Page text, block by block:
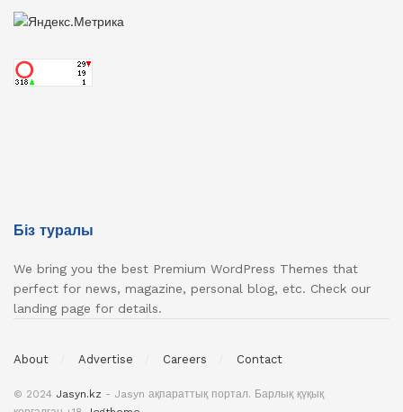
Біз туралы
We bring you the best Premium WordPress Themes that
perfect for news, magazine, personal blog, etc. Check our
landing page for details.
About Advertise Careers Contact
© 2024 Jasyn.kz - Jasyn ақпараттық портал. Барлық қүқық